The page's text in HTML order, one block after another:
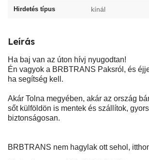
Hirdetés típus kínál
Leírás
Ha baj van az úton hívj nyugodtan!
Én vagyok a BRBTRANS Paksról, és
ha segítség kell.
Akár Tolna megyében, akár az ország
sőt külföldön is mentek és szállítok,
biztonságosan.
BRBTRANS nem hagylak ott sehol,